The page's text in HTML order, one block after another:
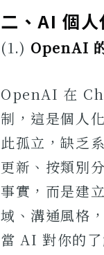
二、AI 個
(1.) OpenAI
OpenAI 在
制，這是個人
此孤立，缺乏
更新、按類別
事實，而是建
域、溝通風格
當 AI 對你的